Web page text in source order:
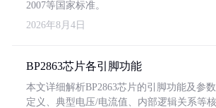
2007等国家标准。
2026年8月4日
BP2863芯片各引脚功能
本文详细解析BP2863芯片的引脚功能及参
定义、典型电压/电流值、内部逻辑关系等